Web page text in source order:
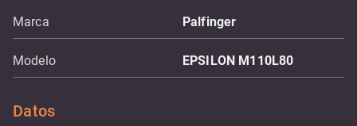
Marca Palfinger
Modelo EPSILON M110L80
Datos